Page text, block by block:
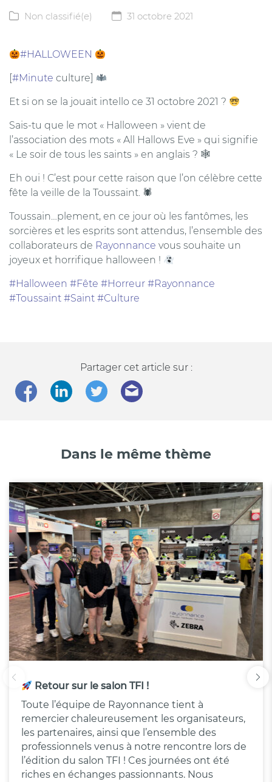
Non classifié(e) 31 octobre 2021
#HALLOWEEN
[#Minute culture]
Et si on se la jouait intello ce 31 octobre 2021 ?
Sais-tu que le mot « Halloween » vient de
l’association des mots « All Hallows Eve » qui signifie
« Le soir de tous les saints » en anglais ? 🕸
Eh oui ! C’est pour cette raison que l’on célèbre cette
fête la veille de la Toussaint. 🕷
Toussain…plement, en ce jour où les fantômes, les
sorcières et les esprits sont attendus, l’ensemble des
collaborateurs de Rayonnance vous souhaite un
joyeux et horrifique halloween !
#Halloween #Fête #Horreur #Rayonnance
#Toussaint #Saint #Culture
Partager cet article sur :
Dans le même thème
Retour sur le salon TFI !
Toute l’équipe de Rayonnance tient à
remercier chaleureusement les organisateurs,
les partenaires, ainsi que l’ensemble des
professionnels venus à notre rencontre lors de
l’édition du salon TFI ! Ces journées ont été
riches en échanges passionnants. Nous